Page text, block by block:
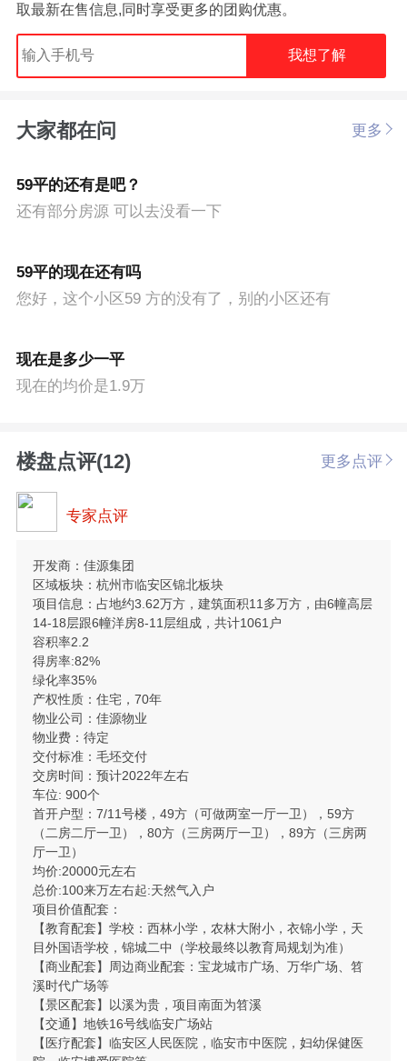
取最新在售信息,同时享受更多的团购优惠。
我想了解
大家都在问 更多
59平的还有是吧？
还有部分房源 可以去没看一下
59平的现在还有吗
您好，这个小区59 方的没有了，别的小区还有
现在是多少一平
现在的均价是1.9万
楼盘点评(12) 更多点评
专家点评
开发商：佳源集团
区域板块：杭州市临安区锦北板块
项目信息：占地约3.62万方，建筑面积11多万方，由6幢高层
14-18层跟6幢洋房8-11层组成，共计1061户
容积率2.2
得房率:82%
绿化率35%
产权性质：住宅，70年
物业公司：佳源物业
物业费：待定
交付标准：毛坯交付
交房时间：预计2022年左右
车位: 900个
首开户型：7/11号楼，49方（可做两室一厅一卫），59方
（二房二厅一卫），80方（三房两厅一卫），89方（三房两
厅一卫）
均价:20000元左右
总价:100来万左右起:天然气入户
项目价值配套：
【教育配套】学校：西林小学，农林大附小，衣锦小学，天
目外国语学校，锦城二中（学校最终以教育局规划为准）
【商业配套】周边商业配套：宝龙城市广场、万华广场、笤
溪时代广场等
【景区配套】以溪为贵，项目南面为笤溪
【交通】地铁16号线临安广场站
【医疗配套】临安区人民医院，临安市中医院，妇幼保健医